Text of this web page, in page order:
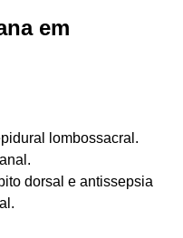
em
lombossacral.
dorsal e antissepsia